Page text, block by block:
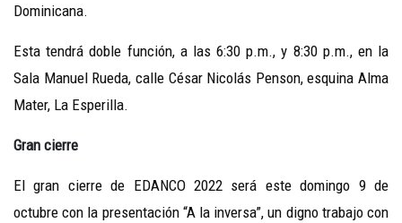
Dominicana.
Esta tendrá doble función, a las 6:30 p.m., y 8:30 p.m., en la
Sala Manuel Rueda, calle César Nicolás Penson, esquina Alma
Mater, La Esperilla.
Gran cierre
El gran cierre de EDANCO 2022 será este domingo 9 de
octubre con la presentación “A la inversa”, un digno trabajo con